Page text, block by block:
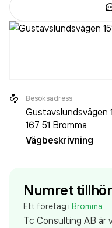
Besöksadress
Gustavslundsvägen
167 51 Bromma
Vägbeskrivning
Numret tillhör
Ett företag i Bromma
Tc Consulting AB är